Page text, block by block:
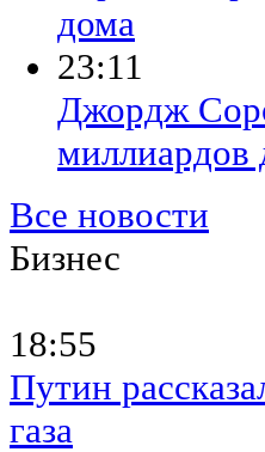
дома
23:11
Джордж
миллиардов
Все новости
Бизнес
18:55
Путин
газа